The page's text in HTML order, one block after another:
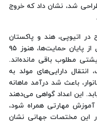
شد، نشان داد که خروج
در اتیوپی، هند و پاکستان
نشان داد که پس از گذشت هفت سال از پایان حمایت‌ها، هنوز ۹۵
مطلوب باقی مانده‌اند.
دارایی‌های مولد به
به هر خانوار، باعث شد درآمد ماهانه
افزایش یابد. این اعداد گواهی می‌دهند
آموزش مهارتی همراه شود،
این مختصات جهانی نشان